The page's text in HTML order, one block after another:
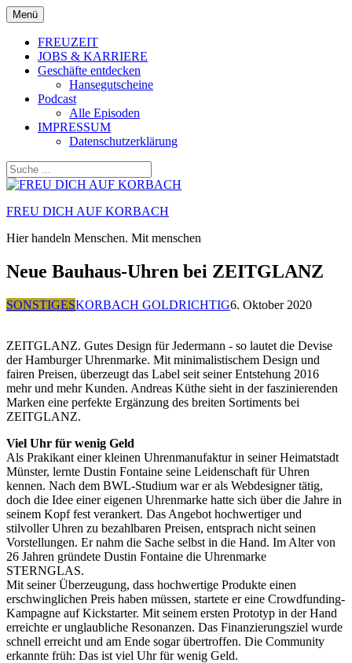
Zum
Inhalt
springen
Menü
FREUZEIT
JOBS & KARRIERE
Geschäfte entdecken
Hansegutscheine
Podcast
Alle Episoden
IMPRESSUM
Datenschutzerklärung
FREU DICH AUF KORBACH
Hier handeln Menschen. Mit menschen
Neue Bauhaus-Uhren bei ZEITGLANZ
SONSTIGESKORBACH GOLDRICHTIG6. Oktober 2020
ZEITGLANZ. Gutes Design für Jedermann - so lautet die Devise
der Hamburger Uhrenmarke. Mit minimalistischem Design und
fairen Preisen, überzeugt das Label seit seiner Entstehung 2016
mehr und mehr Kunden. Andreas Küthe sieht in der faszinierenden
Marken eine perfekte Ergänzung des breiten Sortiments bei
ZEITGLANZ.
Viel Uhr für wenig Geld
Als Prakikant einer kleinen Uhrenmanufaktur in seiner Heimatstadt
Münster, lernte Dustin Fontaine seine Leidenschaft für Uhren
kennen. Nach dem BWL-Studium war er als Webdesignertätig,
doch die Idee einer eigenen Uhrenmarke hatte sich über die Jahre in
seinem Kopf fest verankert. Das Angebot hochwertiger und
stilvoller Uhren zu bezahlbaren Preisen, entsprach nicht seinen
Vorstellungen. Er nahm die Sache selbst in die Hand. Im Alter von
26 Jahren gründete Dustin Fontaine die Uhrenmarke
STERNGLAS.
Mit seiner Überzeugung, dass hochwertige Produkte einen
erschwinglichen Preis haben müssen, startete er eine Crowdfunding-
Kampagne auf Kickstarter. Mit seinem ersten Prototyp in der Hand
erreichte er unglaubliche Resonanzen. Das Finanzierungsziel wurde
schnell erreicht und am Ende sogar übertroffen. Die Community
erkannte früh: Das ist viel Uhr für wenig Geld.